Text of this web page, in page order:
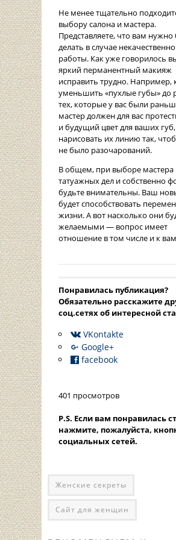
Не менее тщательно
выбору салона и мастера.
Представляете, что вам нужно
делать в случае
работы. Как уже говорилось
яркий перманентный макияж
исправить трудно. Например,
уменьшить «пухлые губы» до
тех, которые у вас были
мастер должен для вас
и будущий цвет для ваших
нарисовать их линию так,
не было разочарований.
В общем, при выборе мастера
татуажных дел и собственно
будьте внимательны. Ваш
будет способствовать
жизни. А вот насколько они
желаемыми — вопрос имеет
отношение в том числе и к
Понравилась публикация?
Oбязательно расскажите
соц.сетях об интересной
VKontakte
Google+
facebook
401 просмотров
P.S. Если вам понравилась
нажмите, пожалуйста,
социальных сетей.
Женские секреты
Сайт для женщин